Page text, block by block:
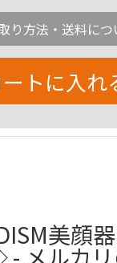
り方法・送料につ
トに入れ
美顔器
メルカ